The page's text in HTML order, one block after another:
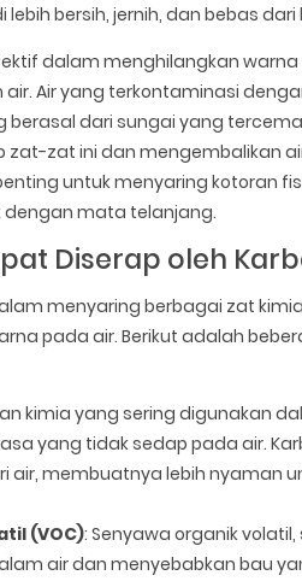
bersih, jernih, dan bebas
dalam menghilangkan
Air yang terkontaminasi
berasal dari sungai yang
zat-zat ini dan mengembalikan
untuk menyaring kotoran
dengan mata telanjang.
Diserap oleh
menyaring berbagai zat
pada air. Berikut adalah
kimia yang sering digunakan
yang tidak sedap pada air.
air, membuatnya lebih nyaman
(VOC): Senyawa organik
air dan menyebabkan bau